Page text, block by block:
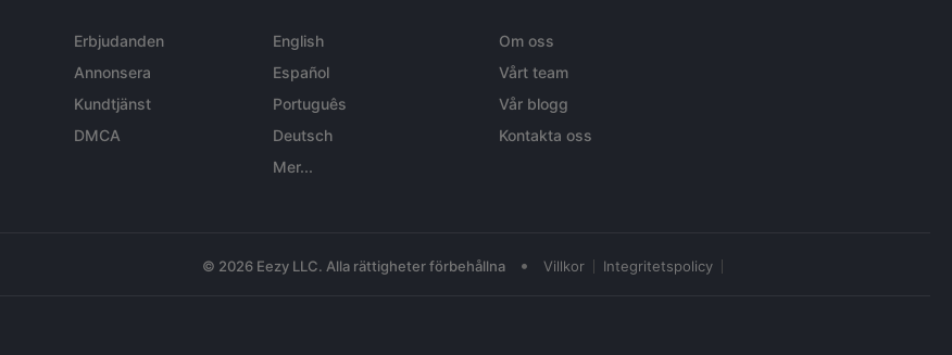
Erbjudanden
Annonsera
Kundtjänst
DMCA
English
Español
Português
Deutsch
Mer...
Om oss
Vårt team
Vår blogg
Kontakta oss
© 2026 Eezy LLC. Alla rättigheter förbehållna • Villkor Integritetspolicy